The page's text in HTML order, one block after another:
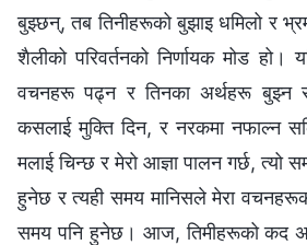
बुझ्छन्, तब तिनीहरूको बुझाइ धमिलो र
शैलीको परिवर्तनको निर्णायक मोड हो।
वचनहरू पढ्न र तिनका अर्थहरू बुझ्न
कसलाई मुक्ति दिन, र नरकमा नफाल्न
मलाई चिन्छ र मेरो आज्ञा पालन गर्छ, त्यो
हुनेछ र त्यही समय मानिसले मेरा
समय पनि हुनेछ। आज, तिमीहरूको कद